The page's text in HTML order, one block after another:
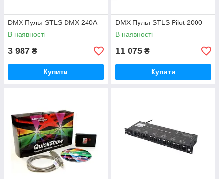
DMX Пульт STLS DMX 240А
В наявності
3 987 ₴
Купити
DMX Пульт STLS Pilot 2000
В наявності
11 075 ₴
Купити